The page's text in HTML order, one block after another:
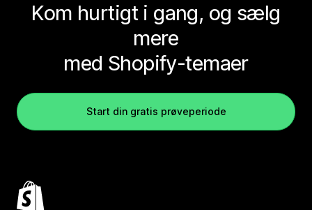
Kom hurtigt i gang, og sælg
mere
med Shopify-temaer
Start din gratis prøveperiode